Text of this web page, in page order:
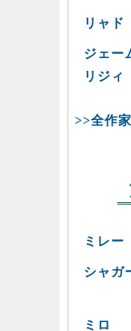
リャド
ジェー
リジィ
>>全作
ミレー
シャガ
ミロ